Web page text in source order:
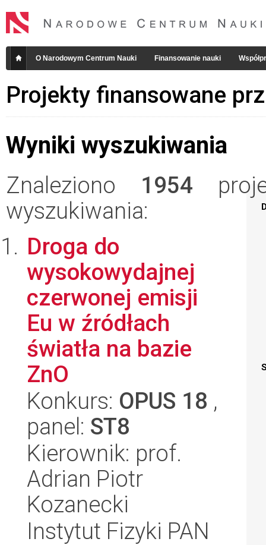
O Narodowym Centrum Nauki Finansowanie nauki
Projekty finansowane
Wyniki wyszukiwania
Znaleziono 1954
wyszukiwania:
Droga do
wysokowydajnej
czerwonej emisji
Eu w źródłach
światła na bazie
ZnO
Konkurs: OPUS 18 ,
panel: ST8
Kierownik: prof.
Adrian Piotr
Kozanecki
Instytut Fizyki PAN